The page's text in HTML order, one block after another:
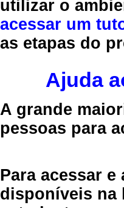
utilizar o
acessar um
as etapas do
Ajuda
A grande
pessoas para
Para acessar
disponíveis na